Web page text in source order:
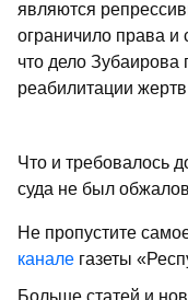
являются
ограничило права и
что дело Зубаирова
реабилитации
Что и требовалось
суда не был
Не пропустите
канале газеты